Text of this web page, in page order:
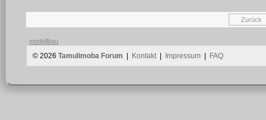
Zurück
modellbau
© 2026 Tamulimoba Forum Kontakt| Impressum FAQ